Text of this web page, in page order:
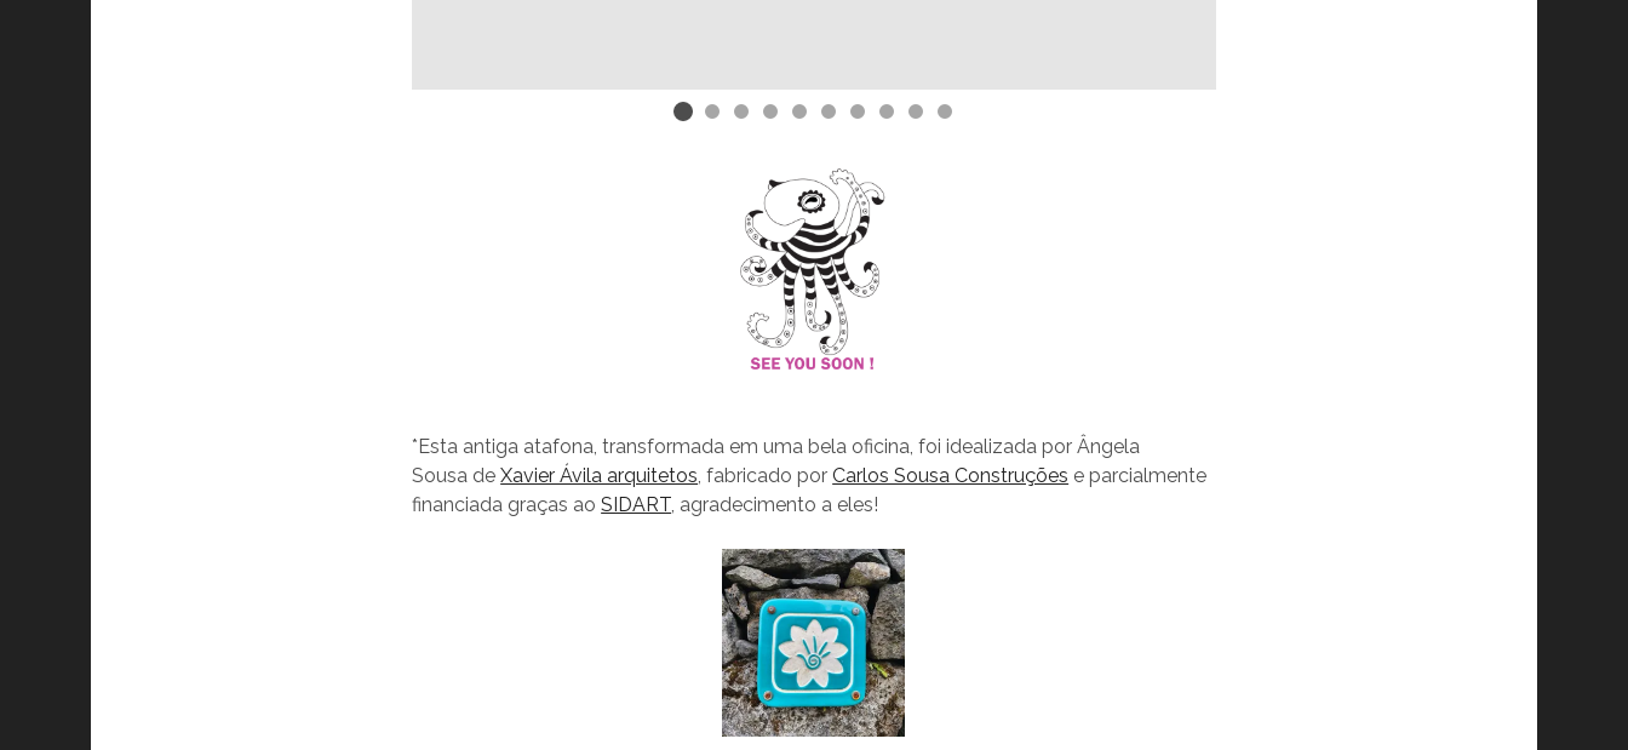
*Esta antiga atafona, transformada em uma bela oficina, foi idealizada por Ângela
Sousa deXavier Ávila arquitetos, fabricado porCarlos Sousa Construções e parcialmente
financiada graças aoSIDART, agradecimento a eles!